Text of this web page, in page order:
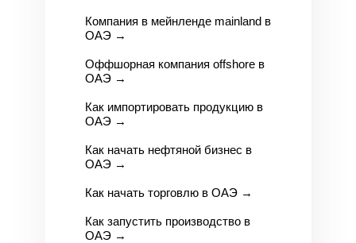
Компания в мейнленде mainland в
ОАЭ→
Оффшорная компания offshore в
ОАЭ→
Как импортировать продукцию в
ОАЭ→
Как начать нефтяной бизнес в
ОАЭ→
Как начать торговлю в ОАЭ→
Как запустить производство в
ОАЭ→